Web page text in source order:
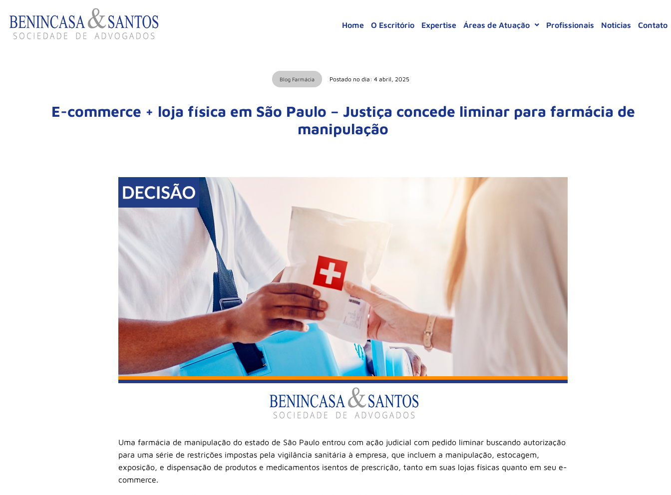
Home O Escritório Expertise Áreas de Atuação Profissionais Noticias Contato
Blog Farmácia Postado no dia: 4 abril, 2025
E-commerce + loja física em São Paulo – Justiça concede liminar para farmácia de
manipulação
Uma farmácia de manipulação do estado de São Paulo entrou com ação judicial com pedido liminar buscando autorização
para uma série de restrições impostas pela vigilância sanitária à empresa, que incluem a manipulação, estocagem,
exposição, e dispensação de produtos e medicamentos isentos de prescrição, tanto em suas lojas físicas quanto em seu e-
commerce.